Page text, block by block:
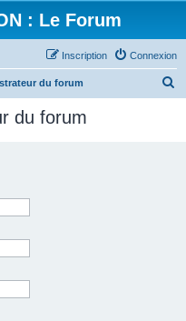
: Le Forum
Connexion
Inscription
du forum
du forum